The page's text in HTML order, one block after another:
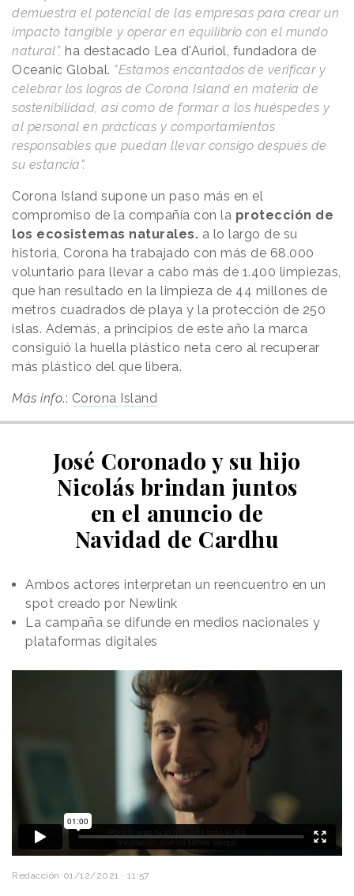
demuestra el potencial de las empresas para crear un
impacto tangible y operar en equilibrio con el mundo
natural”, ha destacado Lea d'Auriol, fundadora de
Oceanic Global. "Estamos encantados de verificar y
celebrar los logros de Corona Island en materia de
sostenibilidad, así como de formar a los huéspedes y
al personal en prácticas y comportamientos
responsables que puedan llevar consigo después de
su estancia ".
Corona Island supone un paso más en el
compromiso de la compañía con la protección de
los ecosistemas naturales. a lo largo de su
historia, Corona ha trabajado con más de 68.000
voluntario para llevar a cabo más de 1.400 limpiezas,
que han resultado en la limpieza de 44 millones de
metros cuadrados de playa y la protección de 250
islas. Además, a principios de este año la marca
consiguió la huella plástico neta cero al recuperar
más plástico del que libera.
Más info.: Corona Island
José Coronado y su hijo
Nicolás brindan juntos
en el anuncio de
Navidad de Cardhu
Ambos actores interpretan un reencuentro en un
spot creado por Newlink
La campaña se difunde en medios nacionales y
plataformas digitales
Redacción 01/12/2021 · 11:57